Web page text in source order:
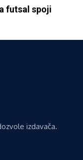
futsal spoji
izdavača.